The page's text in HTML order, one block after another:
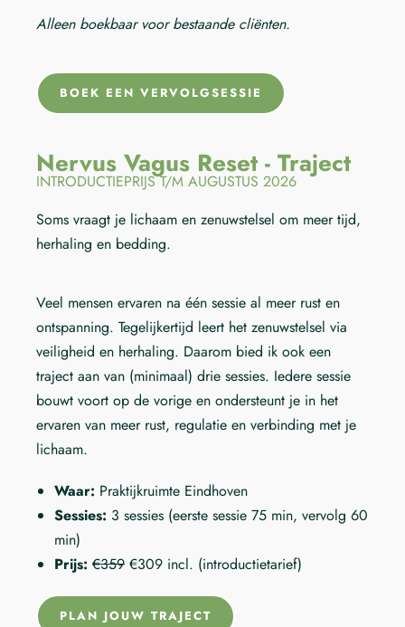
Alleen boekbaar voor bestaande cliënten.
BOEK EEN VERVOLGSESSIE
Nervus Vagus Reset - Traject
INTRODUCTIEPRIJS T/M AUGUSTUS 2026
Soms vraagt je lichaam en zenuwstelsel om meer tijd,
herhaling en bedding.
Veel mensen ervaren na één sessie al meer rust en
ontspanning. Tegelijkertijd leert het zenuwstelsel via
veiligheid en herhaling. Daarom bied ik ook een
traject aan van (minimaal) drie sessies. Iedere sessie
bouwt voort op de vorige en ondersteunt je in het
ervaren van meer rust, regulatie en verbinding met je
lichaam.
Waar: Praktijkruimte Eindhoven
Sessies: 3 sessies (eerste sessie 75 min, vervolg 60
min)
Prijs: €359 €309 incl. (introductietarief)
PLAN JOUW TRAJECT